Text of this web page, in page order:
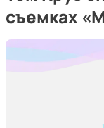
съемках